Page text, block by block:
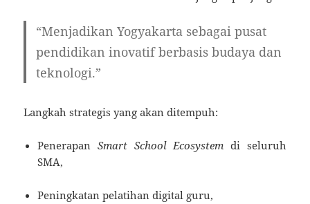
“Menjadikan Yogyakarta sebagai pusat
pendidikan inovatif berbasis budaya dan
teknologi.”
Langkah strategis yang akan ditempuh:
PenerapanSmart School Ecosystem di seluruh
SMA,
Peningkatan pelatihan digital guru,